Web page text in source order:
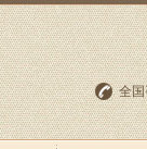
全